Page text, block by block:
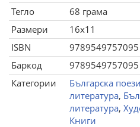
Тегло
68 грама
Размери
16x11
ISBN
9789549757095
Баркод
9789549757095
Категории
Българска
литература,
литература,
Книги